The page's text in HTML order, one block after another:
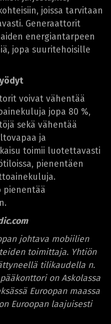
joissa tarvitaan
Generaattorit
energiantarpeen
jopa suuritehoisille
voivat vähentää
jopa 80 %,
sekä vähentää
ja
toimii luotettavasti
pienentäen
pienentää
johtava mobiilien
toimittaja. Yhtiön
tilikaudella n.
on Askolassa
Euroopan maassa
Euroopan laajuisesti